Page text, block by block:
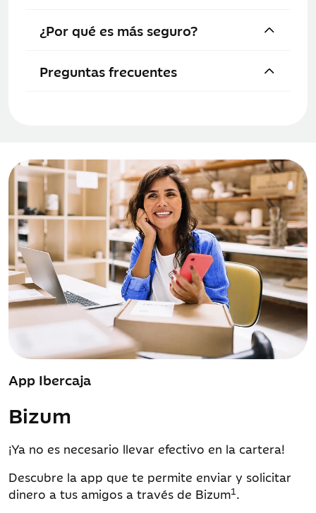
¿Por qué es más seguro?
Preguntas frecuentes
App Ibercaja
Bizum
¡Ya no es necesario llevar efectivo en la cartera!
Descubre la app que te permite enviar y solicitar
dinero a tus amigos a través de Bizum1.